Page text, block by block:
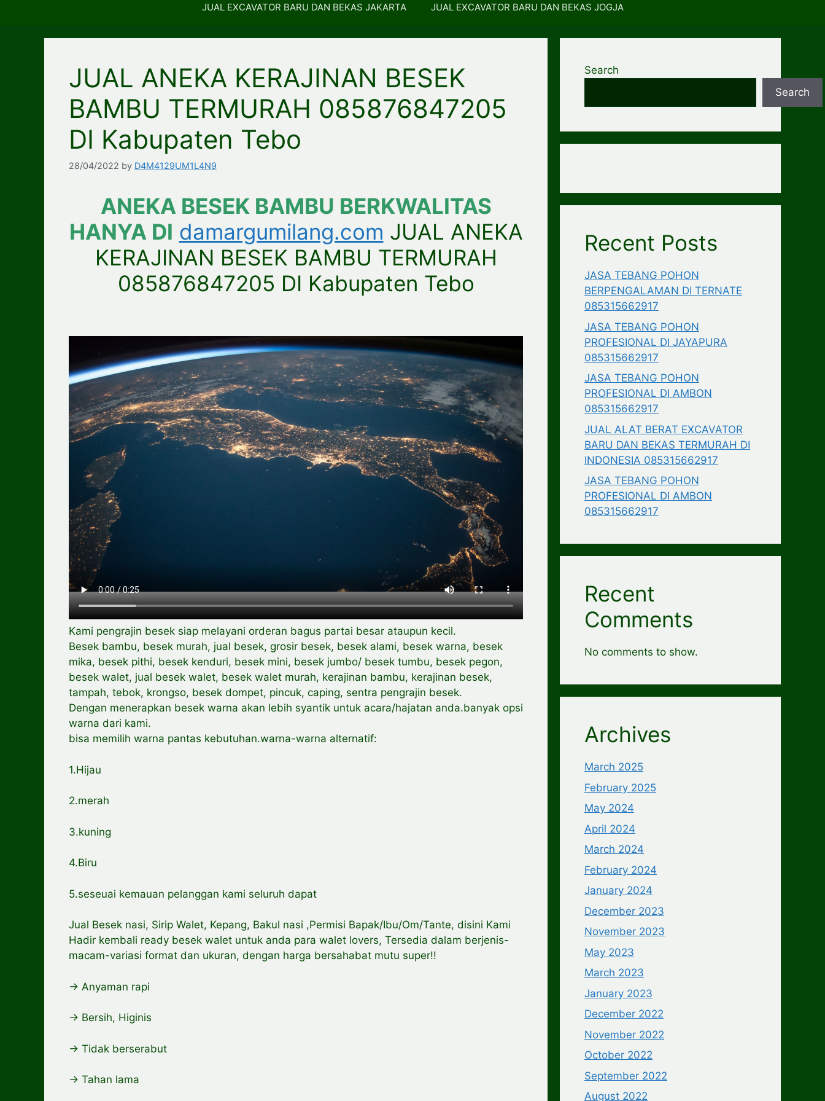
JUAL EXCAVATOR BARU DAN BEKAS JAKARTA JUAL EXCAVATOR BARU DAN BEKAS JOGJA
JUAL ANEKA KERAJINAN BESEK
BAMBU TERMURAH 085876847205
DI Kabupaten Tebo
28/04/2022 by D4M4129UM1L4N9
ANEKA BESEK BAMBU BERKWALITAS
HANYA DI damargumilang.com JUAL ANEKA
KERAJINAN BESEK BAMBU TERMURAH
085876847205 DI Kabupaten Tebo
Kami pengrajin besek siap melayani orderan bagus partai besar ataupun kecil.
Besek bambu, besek murah, jual besek, grosir besek, besek alami, besek warna, besek
mika, besek pithi, besek kenduri, besek mini, besek jumbo/ besek tumbu, besek pegon,
besek walet, jual besek walet, besek walet murah, kerajinan bambu, kerajinan besek,
tampah, tebok, krongso, besek dompet, pincuk, caping, sentra pengrajin besek.
Dengan menerapkan besek warna akan lebih syantik untuk acara/hajatan anda.banyak opsi
warna dari kami.
bisa memilih warna pantas kebutuhan.warna-warna alternatif:
1.Hijau
2.merah
3.kuning
4.Biru
5.seseuai kemauan pelanggan kami seluruh dapat
Jual Besek nasi, Sirip Walet, Kepang, Bakul nasi ,Permisi Bapak/Ibu/Om/Tante, disini Kami
Hadir kembali ready besek walet untuk anda para walet lovers, Tersedia dalam berjenis-
macam-variasi format dan ukuran, dengan harga bersahabat mutu super!!
-> Anyaman rapi
-> Bersih, Higinis
-> Tidak berserabut
-> Tahan lama
Search
Search
Recent Posts
JASA TEBANG POHON
BERPENGALAMAN DI TERNATE
085315662917
JASA TEBANG POHON
PROFESIONAL DI JAYAPURA
085315662917
JASA TEBANG POHON
PROFESIONAL DI AMBON
085315662917
JUAL ALAT BERAT EXCAVATOR
BARU DAN BEKAS TERMURAH DI
INDONESIA 085315662917
JASA TEBANG POHON
PROFESIONAL DI AMBON
085315662917
Recent
Comments
No comments to show.
Archives
March 2025
February 2025
May 2024
April 2024
March 2024
February 2024
January 2024
December 2023
November 2023
May 2023
March 2023
January 2023
December 2022
November 2022
October 2022
September 2022
August 2022